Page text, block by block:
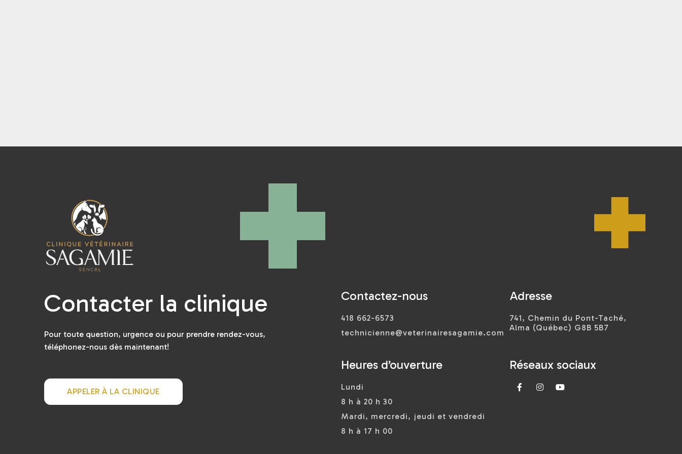
Contacter la clinique
Pour toute question, urgence ou pour prendre rendez-vous,
téléphonez-nous dès maintenant!
APPELER À LA CLINIQUE
Contactez-nous
418 662-6573
technicienne@veterinairesagamie.com
Adresse
741, Chemin du Pont-Taché,
Alma (Québec) G8B 5B7
Heures d’ouverture
Lundi
8 h à 20 h 30
Mardi, mercredi, jeudi et vendredi
8 h à 17 h 00
Réseaux sociaux
  